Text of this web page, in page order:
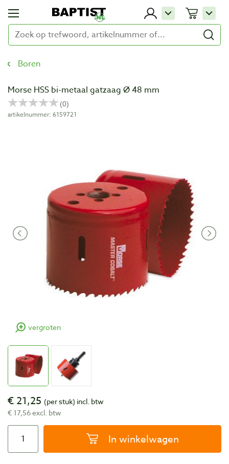
Boren
Morse HSS bi-metaal gatzaag Ø 48 mm
artikelnummer: 6159721
vergroten
€ 21,25 (per stuk) incl. btw
€ 17,56 excl. btw
In winkelwagen